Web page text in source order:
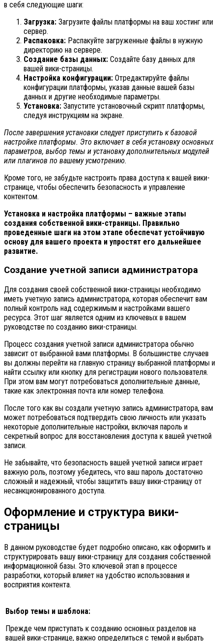
в себя следующие шаги:
Загрузка: Загрузите файлы платформы на ваш хостинг или
сервер.
Распаковка: Распакуйте загруженные файлы в нужную
директорию на сервере.
Создание базы данных: Создайте базу данных для
вашей вики-страницы.
Настройка конфигурации: Отредактируйте файлы
конфигурации платформы, указав данные вашей базы
данных и другие необходимые параметры.
Установка: Запустите установочный скрипт платформы,
следуя инструкциям на экране.
После завершения установки следует приступить к базовой
настройке платформы. Это включает в себя установку основных
параметров, выбор темы и установку дополнительных модулей
или плагинов по вашему усмотрению.
Кроме того, не забудьте настроить права доступа к вашей вики-
странице, чтобы обеспечить безопасность и управление
контентом.
Установка и настройка платформы – важные этапы
создания собственной вики-страницы. Правильно
проведенные шаги на этом этапе обеспечат устойчивую
основу для вашего проекта и упростят его дальнейшее
развитие.
Создание учетной записи администратора
Для создания своей собственной вики-страницы необходимо
иметь учетную запись администратора, которая обеспечит вам
полный контроль над содержимым и настройками вашего
ресурса. Этот шаг является одним из ключевых в вашем
руководстве по созданию вики-страницы.
Процесс создания учетной записи администратора обычно
зависит от выбранной вами платформы. В большинстве случаев
вы должны перейти на главную страницу выбранной платформы и
найти ссылку или кнопку для регистрации нового пользователя.
При этом вам могут потребоваться дополнительные данные,
такие как электронная почта или номер телефона.
После того как вы создали учетную запись администратора, вам
может потребоваться подтвердить свою личность или указать
некоторые дополнительные настройки, включая пароль и
секретный вопрос для восстановления доступа к вашей учетной
записи.
Не забывайте, что безопасность вашей учетной записи играет
важную роль, поэтому убедитесь, что ваш пароль достаточно
сложный и надежный, чтобы защитить вашу вики-страницу от
несанкционированного доступа.
Оформление и структура вики-
страницы
В данном руководстве будет подробно описано, как оформить и
структурировать вашу вики-страницу для создания собственной
информационной базы. Это ключевой этап в процессе
разработки, который влияет на удобство использования и
восприятия контента.
Выбор темы и шаблона:
Прежде чем приступать к созданию основных разделов на
вашей вики-странице, важно определиться с темой и выбрать